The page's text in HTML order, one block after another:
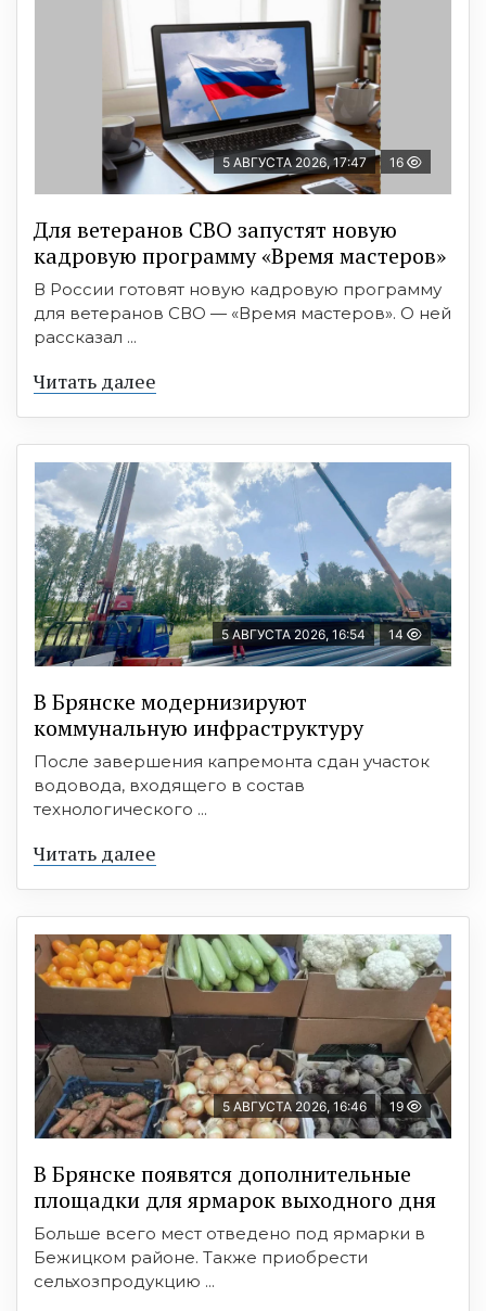
5 АВГУСТА 2026, 17:47 16
Для ветеранов СВО запустят новую
кадровую программу «Время мастеров»
В России готовят новую кадровую программу
для ветеранов СВО — «Время мастеров». О ней
рассказал ...
Читать далее
5 АВГУСТА 2026, 16:54 14
В Брянске модернизируют
коммунальную инфраструктуру
После завершения капремонта сдан участок
водовода, входящего в состав
технологического ...
Читать далее
5 АВГУСТА 2026, 16:46 19
В Брянске появятся дополнительные
площадки для ярмарок выходного дня
Больше всего мест отведено под ярмарки в
Бежицком районе. Также приобрести
сельхозпродукцию ...